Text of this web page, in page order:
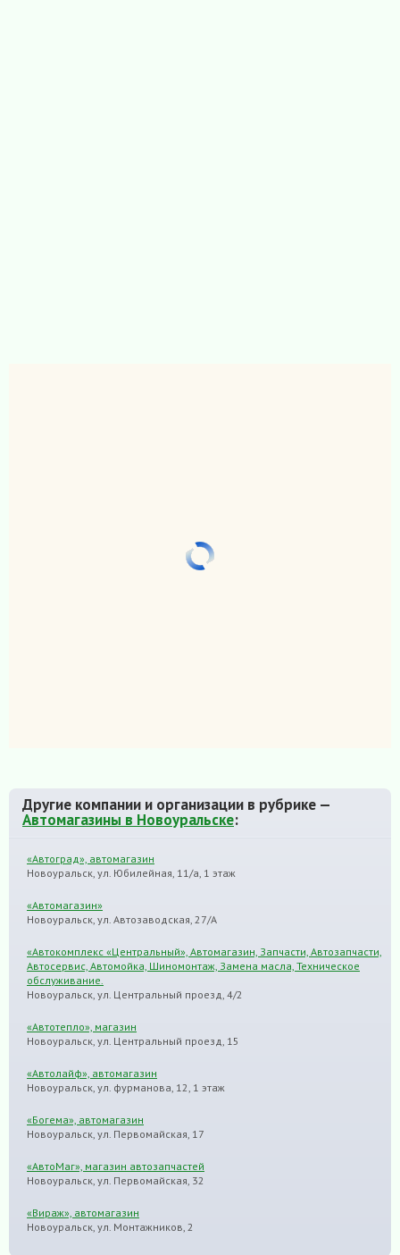
Другие компании и организации в рубрике —
Автомагазины в Новоуральске:
«Автоград», автомагазин
Новоуральск, ул. Юбилейная, 11/а, 1 этаж
«Автомагазин»
Новоуральск, ул. Автозаводская, 27/А
«Автокомплекс «Центральный», Автомагазин, Запчасти, Автозапчасти,
Автосервис, Автомойка, Шиномонтаж, Замена масла, Техническое
обслуживание.
Новоуральск, ул. Центральный проезд, 4/2
«Автотепло», магазин
Новоуральск, ул. Центральный проезд, 15
«Автолайф», автомагазин
Новоуральск, ул. фурманова, 12, 1 этаж
«Богема», автомагазин
Новоуральск, ул. Первомайская, 17
«АвтоМаг», магазин автозапчастей
Новоуральск, ул. Первомайская, 32
«Вираж», автомагазин
Новоуральск, ул. Монтажников, 2